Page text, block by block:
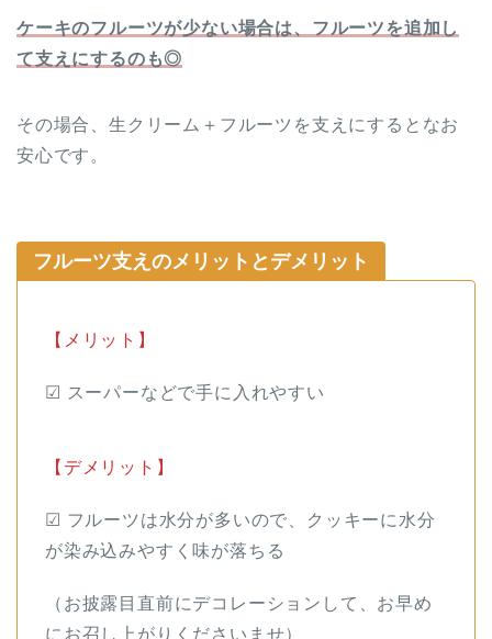
ケーキのフルーツが少ない場合は、フルーツを追加し
て支えにするのも◎
その場合、生クリーム＋フルーツを支えにするとなお
安心です。
フルーツ支えのメリットとデメリット
【メリット】
☑︎ スーパーなどで手に入れやすい
【デメリット】
☑︎ フルーツは水分が多いので、クッキーに水分
が染み込みやすく味が落ちる
（お披露目直前にデコレーションして、お早め
にお召し上がりくださいませ）